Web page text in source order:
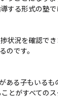
「NFCオ
サポート
リ」
MDMアプ
る形式の塾
況を確認で
です。
る子もいる
とがすべてのス